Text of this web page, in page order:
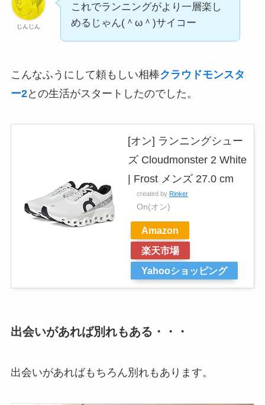
じんじん
これでランニングがより一層楽し
めるじゃん(＾ω＾)サイコー
こんなふうにして頼もしい相棒クラウドモンスタ
ー2との生活がスタートしたのでした。
[オン] ランニングシュー
ズ Cloudmonster 2 White
| Frost メンズ 27.0 cm
created by Rinker
On(オン)
Amazon
楽天市場
Yahooショッピング
出会いがあれば別れもある・・・
出会いがあればもちろん別れもあります。